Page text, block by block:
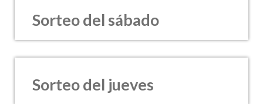
Sorteo del sábado
Sorteo del jueves